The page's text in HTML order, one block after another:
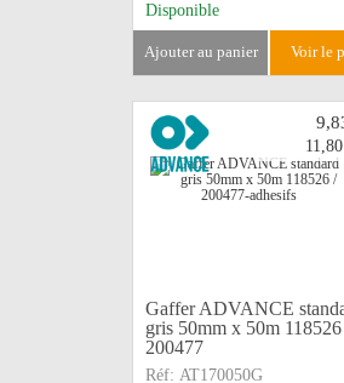
Disponible
ajouter au panier voir le
Gaffer ADVANCE
gris 50mm x 50m
200477
Réf: AT170050G